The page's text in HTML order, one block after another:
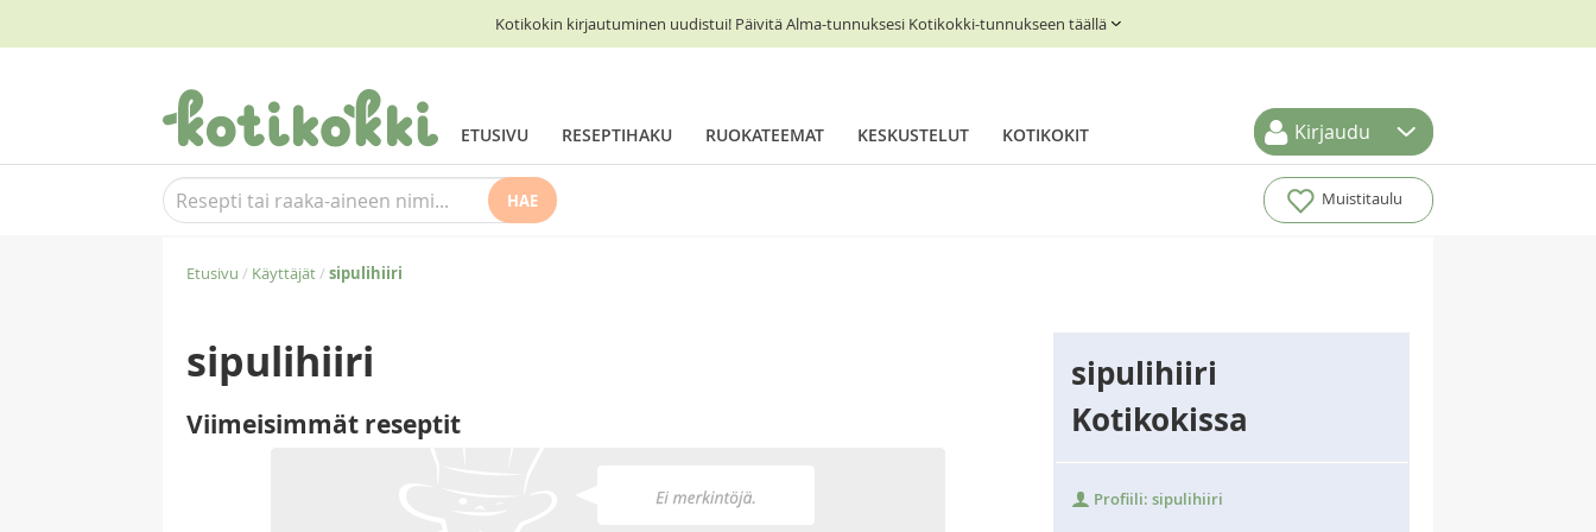
Kotikokin kirjautuminen uudistui! Päivitä Alma-tunnuksesi Kotikokki-tunnukseen täällä
ETUSIVU RESEPTIHAKU RUOKATEEMAT KESKUSTELUT KOTIKOKIT Kirjaudu
HAE Muistitaulu
Etusivu / Käyttäjät/ sipulihiiri
sipulihiiri
Viimeisimmät reseptit
sipulihiiri
Kotikokissa
Profiili: sipulihiiri